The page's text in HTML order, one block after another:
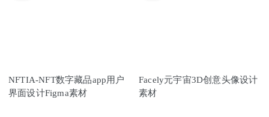
NFTIA-NFT数字藏品app用户
界面设计Figma素材
Facely元宇宙3D创意头像设计
素材